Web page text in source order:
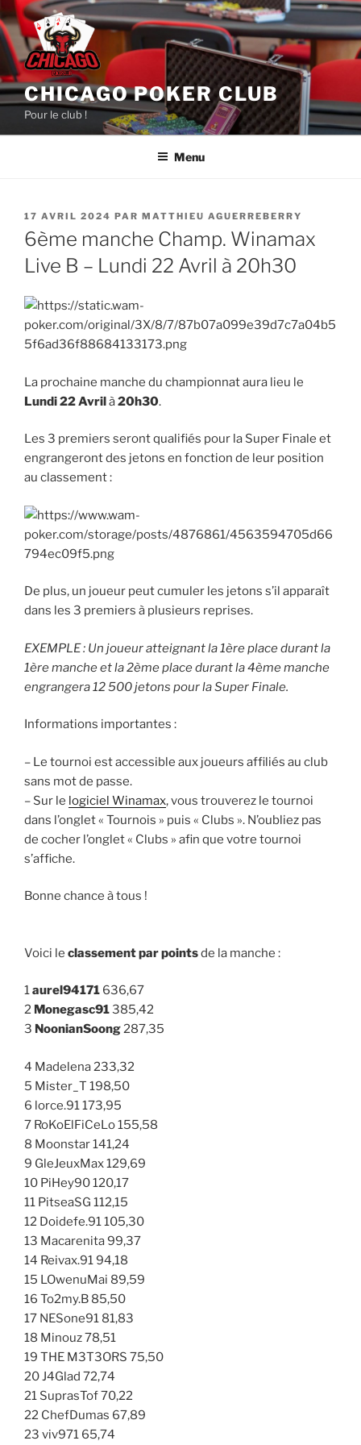
Aller
au
contenu
principal
CHICAGO POKER CLUB
Pour le club !
Menu
PUBLIÉ
LE
17 AVRIL 2024 PAR MATTHIEU AGUERREBERRY
6ème manche Champ. Winamax
Live B – Lundi 22 Avril à 20h30
La prochaine manche du championnat aura lieu le
Lundi 22 Avrilà20h30.
Les 3 premiers seront qualifiés pour la Super Finale et
engrangeront des jetons en fonction de leur position
au classement :
De plus, un joueur peut cumuler les jetons s’il apparaît
dans les 3 premiers à plusieurs reprises.
EXEMPLE : Un joueur atteignant la 1ère place durant la
1ère manche et la 2ème place durant la 4ème manche
engrangera 12 500 jetons pour la Super Finale.
Informations importantes :
– Le tournoi est accessible aux joueurs affiliés au club
sans mot de passe.
– Sur le logiciel Winamax, vous trouverez le tournoi
dans l’onglet « Tournois » puis « Clubs ». N’oubliez pas
de cocher l’onglet « Clubs » afin que votre tournoi
s’affiche.
Bonne chance à tous !
Voici le classement par pointsde la manche :
1aurel94171 636,67
2 Monegasc91385,42
3 NoonianSoong287,35
4 Madelena 233,32
5 Mister_T 198,50
6 lorce.91 173,95
7 RoKoElFiCeLo 155,58
8 Moonstar 141,24
9 GleJeuxMax 129,69
10 PiHey90 120,17
11 PitseaSG 112,15
12 Doidefe.91 105,30
13 Macarenita 99,37
14 Reivax.91 94,18
15 LOwenuMai 89,59
16 To2my.B 85,50
17 NESone91 81,83
18 Minouz 78,51
19 THE M3T3ORS 75,50
20 J4Glad 72,74
21 SuprasTof 70,22
22 ChefDumas 67,89
23 viv971 65,74